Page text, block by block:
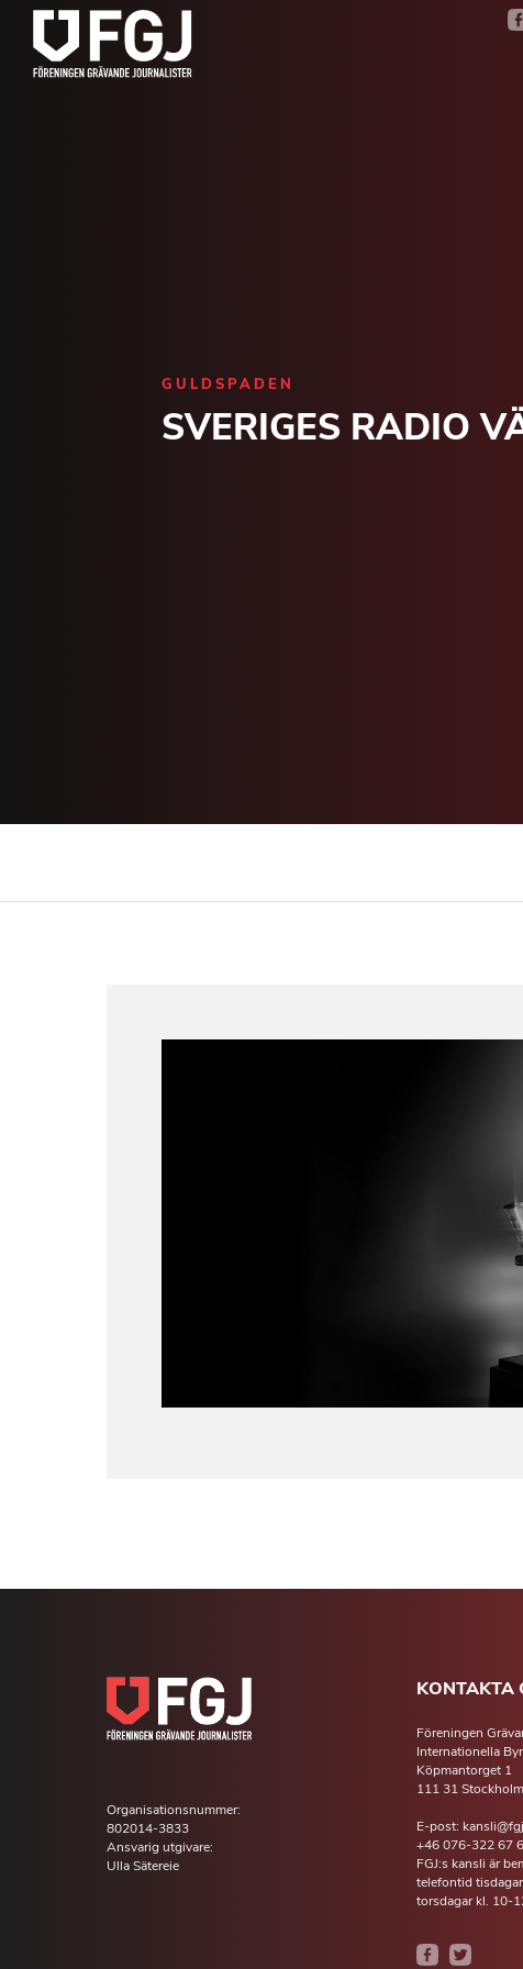
GULDSPADEN
SVERIGES RADIO
Organisationsnummer:
802014-3833
Ansvarig utgivare:
Ulla Sätereie
KONTAKTA
Föreningen
Internationella
Köpmantorget 1
111 31 Stockholm
E-post:
+46 076-322 67
FGJ:s kansli är
telefontid
torsdagar kl. 10-